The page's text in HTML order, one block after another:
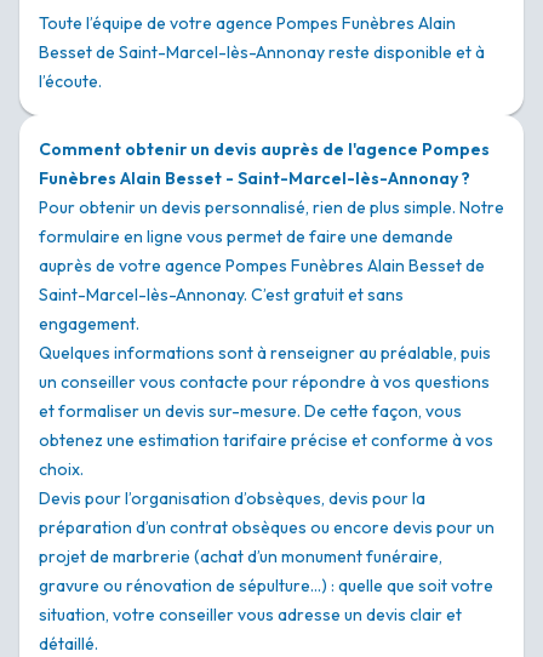
Toute l’équipe de votre agence Pompes Funèbres Alain
Besset de Saint-Marcel-lès-Annonay reste disponible et à
l’écoute.
Comment obtenir un devis auprès de l'agence Pompes
Funèbres Alain Besset - Saint-Marcel-lès-Annonay ?
Pour obtenir un devis personnalisé, rien de plus simple. Notre
formulaire en ligne vous permet de faire une demande
auprès de votre agence Pompes Funèbres Alain Besset de
Saint-Marcel-lès-Annonay. C’est gratuit et sans
engagement.
Quelques informations sont à renseigner au préalable, puis
un conseiller vous contacte pour répondre à vos questions
et formaliser un devis sur-mesure. De cette façon, vous
obtenez une estimation tarifaire précise et conforme à vos
choix.
Devis pour l’organisation d’obsèques, devis pour la
préparation d’un contrat obsèques ou encore devis pour un
projet de marbrerie (achat d’un monument funéraire,
gravure ou rénovation de sépulture…) : quelle que soit votre
situation, votre conseiller vous adresse un devis clair et
détaillé.